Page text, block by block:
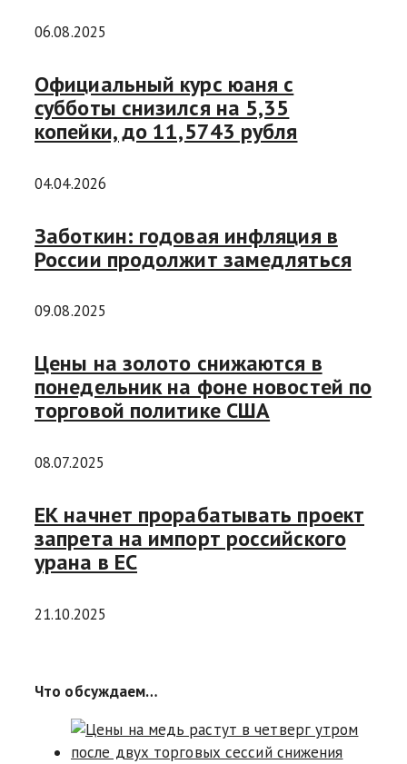
06.08.2025
Официальный курс юаня с
субботы снизился на 5,35
копейки, до 11,5743 рубля
04.04.2026
Заботкин: годовая инфляция в
России продолжит замедляться
09.08.2025
Цены на золото снижаются в
понедельник на фоне новостей по
торговой политике США
08.07.2025
ЕК начнет прорабатывать проект
запрета на импорт российского
урана в ЕС
21.10.2025
Что обсуждаем…